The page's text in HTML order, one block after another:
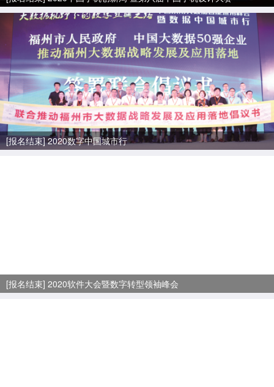
[报名结束] 2020数字中国城市行
[报名结束] 2020软件大会暨数字转型领袖峰会